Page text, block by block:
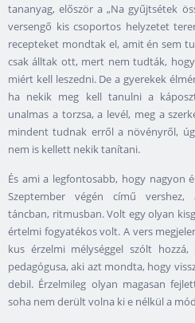
tananyag, először a „Na gyűjtsétek
versengő kis csoportos helyzetet
recepteket mondtak el, amit én sem
csak álltak ott, mert nem tudták,
miért kell leszedni. De a gyerekek
ha nekik meg kell tanulni a
unalmas a torzsa, a levél, meg a
mindent tudnak erről a növényről,
nem is kellett nekik tanítani.
És ami a legfontosabb, hogy nagyon
Szeptember végén című
táncban, ritmusban. Volt egy olyan
értelmi fogyatékos volt. A vers
kus érzelmi mélységgel szólt
pedagógusa, aki azt mondta, hogy
debil. Érzelmileg olyan magasan
soha nem derült volna ki e nélkül a